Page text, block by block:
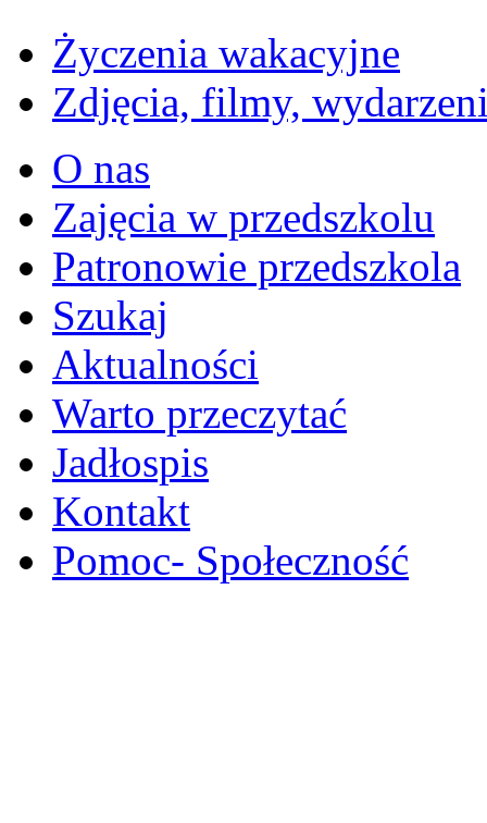
Życzenia wakacyjne
Zdjęcia, filmy,
O nas
Zajęcia w przedszkolu
Patronowie przedszkola
Szukaj
Aktualności
Warto przeczytać
Jadłospis
Kontakt
Pomoc- Społeczność